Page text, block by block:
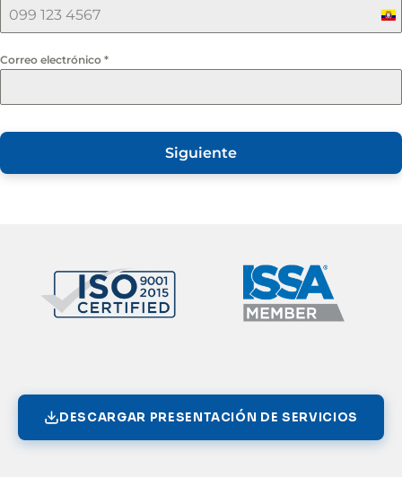
Correo electrónico *
Siguiente
DESCARGAR PRESENTACIÓN DE SERVICIOS